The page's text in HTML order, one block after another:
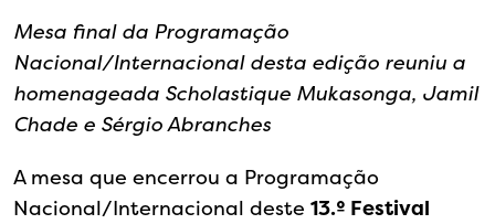
Mesa final da Programação
Nacional/Internacional desta edição reuniu a
homenageada Scholastique Mukasonga, Jamil
Chade e Sérgio Abranches
A mesa que encerrou a Programação
Nacional/Internacional deste 13.º Festival